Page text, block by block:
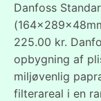
Danfoss
225.00 kr.
opbygning af
miljøvenlig
filterareal i en